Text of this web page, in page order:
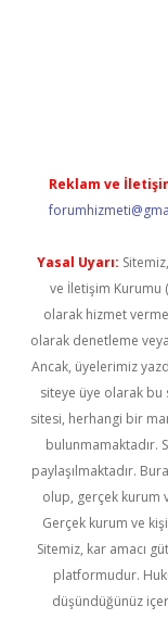
Reklam ve
Yasal Uyarı:
ve İletişim Kurumu
olarak hizmet
olarak denetleme
Ancak, üyelerimiz
siteye üye olarak bu
sitesi, herhangi bir
bulunmamaktadır.
paylaşılmaktadır.
olup, gerçek kurum
Gerçek kurum ve
Sitemiz, kar amacı
platformudur.
düşündüğünüz